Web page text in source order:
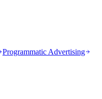
Programmatic Advertising